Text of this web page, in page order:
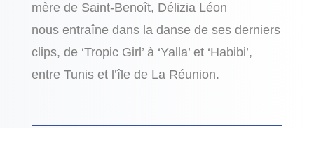
mère de Saint-Benoît, Délizia Léon
nous entraîne dans la danse de ses derniers
clips, de ‘Tropic Girl’ à ‘Yalla’ et ‘Habibi’,
entre Tunis et l’île de La Réunion.